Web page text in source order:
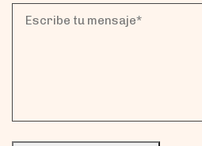
Caso
Escribe